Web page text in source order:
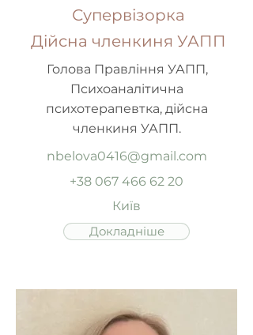
Супервізорка
Дійсна членкиня УАПП
Голова Правління УАПП,
Психоаналітична
психотерапевтка, дійсна
членкиня УАПП.
nbelova0416@gmail.com
+38 067 466 62 20
Київ
Докладніше